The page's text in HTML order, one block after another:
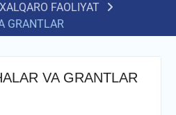
XALQARO FAOLIYAT
GRANTLAR
VA GRANTLAR